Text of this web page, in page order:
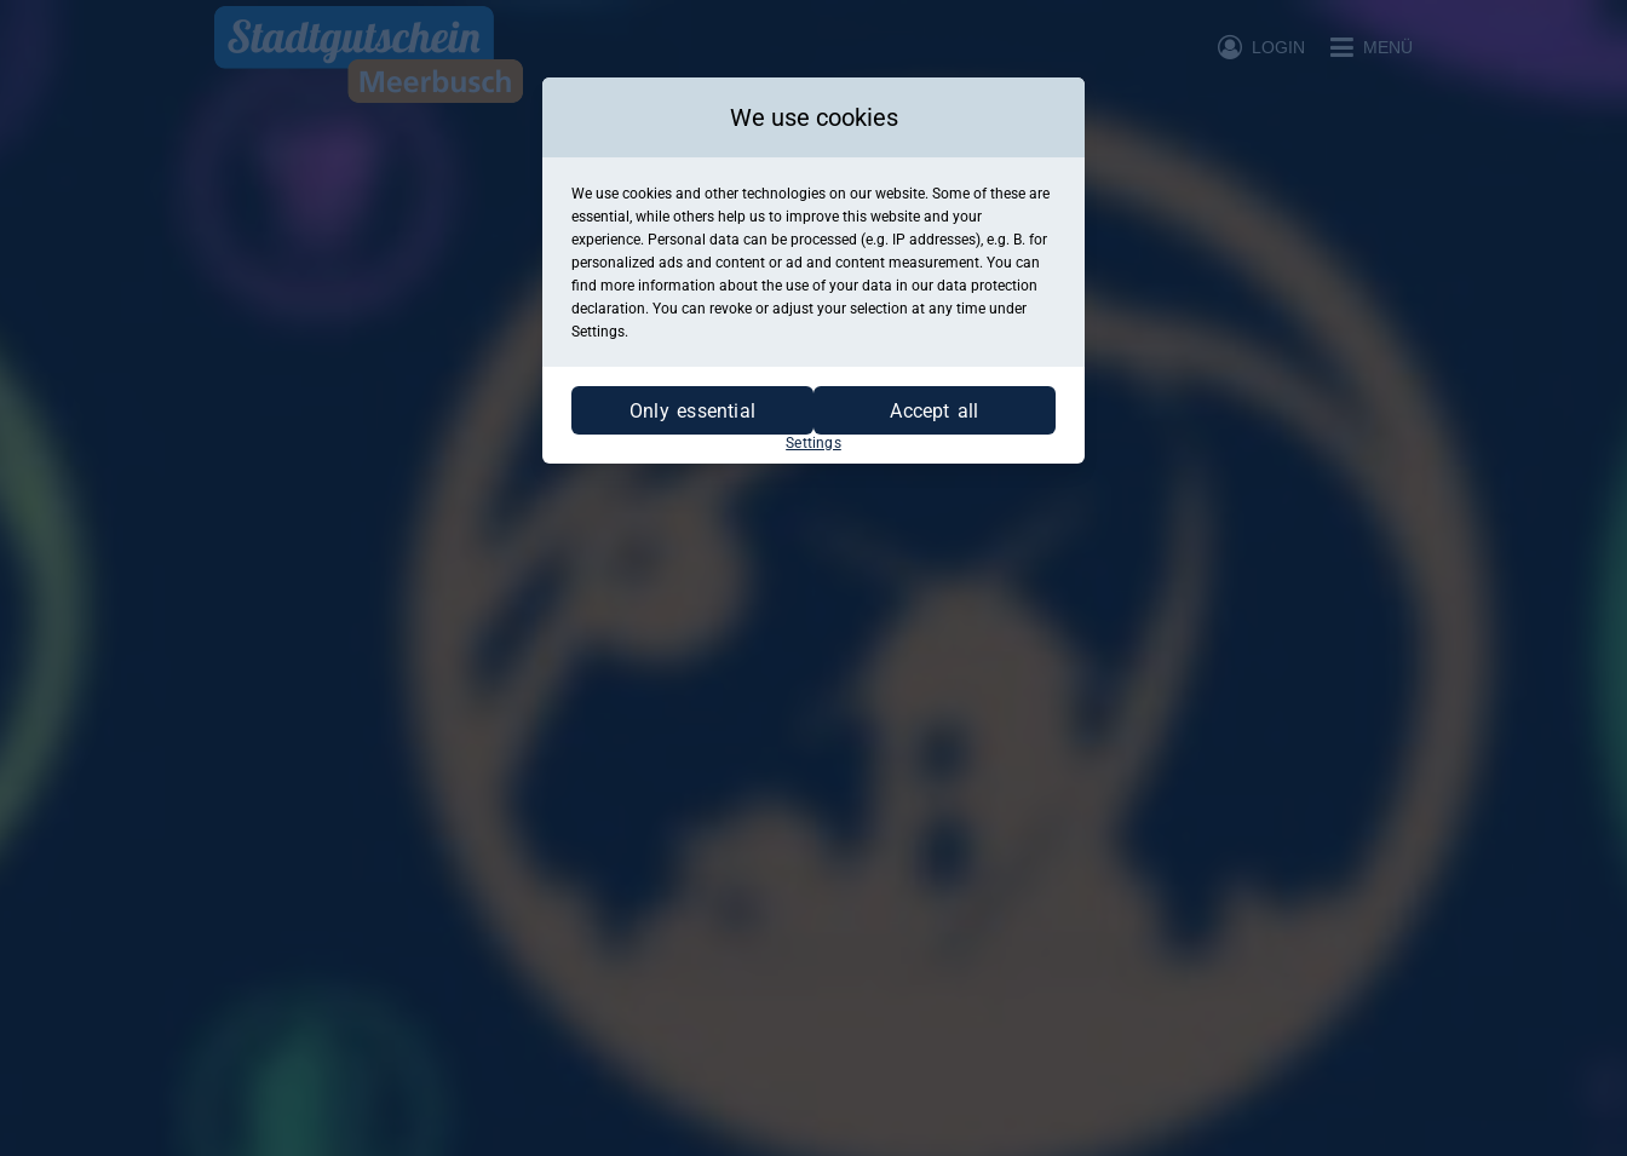
MENÜ
LOGIN
We use cookies
We use cookies and other technologies on our website. Some of these are
essential, while others help us to improve this website and your
experience. Personal data can be processed (e.g. IP addresses), e.g. B. for
personalized ads and content or ad and content measurement. You can
find more information about the use of your data in our data protection
declaration. You can revoke or adjust your selection at any time under
Settings.
Only essential Accept all
Settings